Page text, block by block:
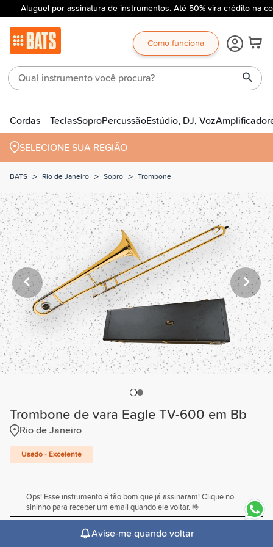
Aluguel por assinatura de instrumentos. Até 50% vira crédito na
Como funciona
Cordas TeclasSoproPercussãoEstúdio, DJ, Voz
SELECIONE SUA REGIÃO
BATS > Rio de Janeiro > Sopro > Trombone
Trombone de vara Eagle TV-600 em Bb
Rio de Janeiro
Usado - Excelente
Ops! Esse instrumento é tão bom que já assinaram! Clique no
sininho para receber um email quando ele voltar. 🤟
Avise-me quando voltar